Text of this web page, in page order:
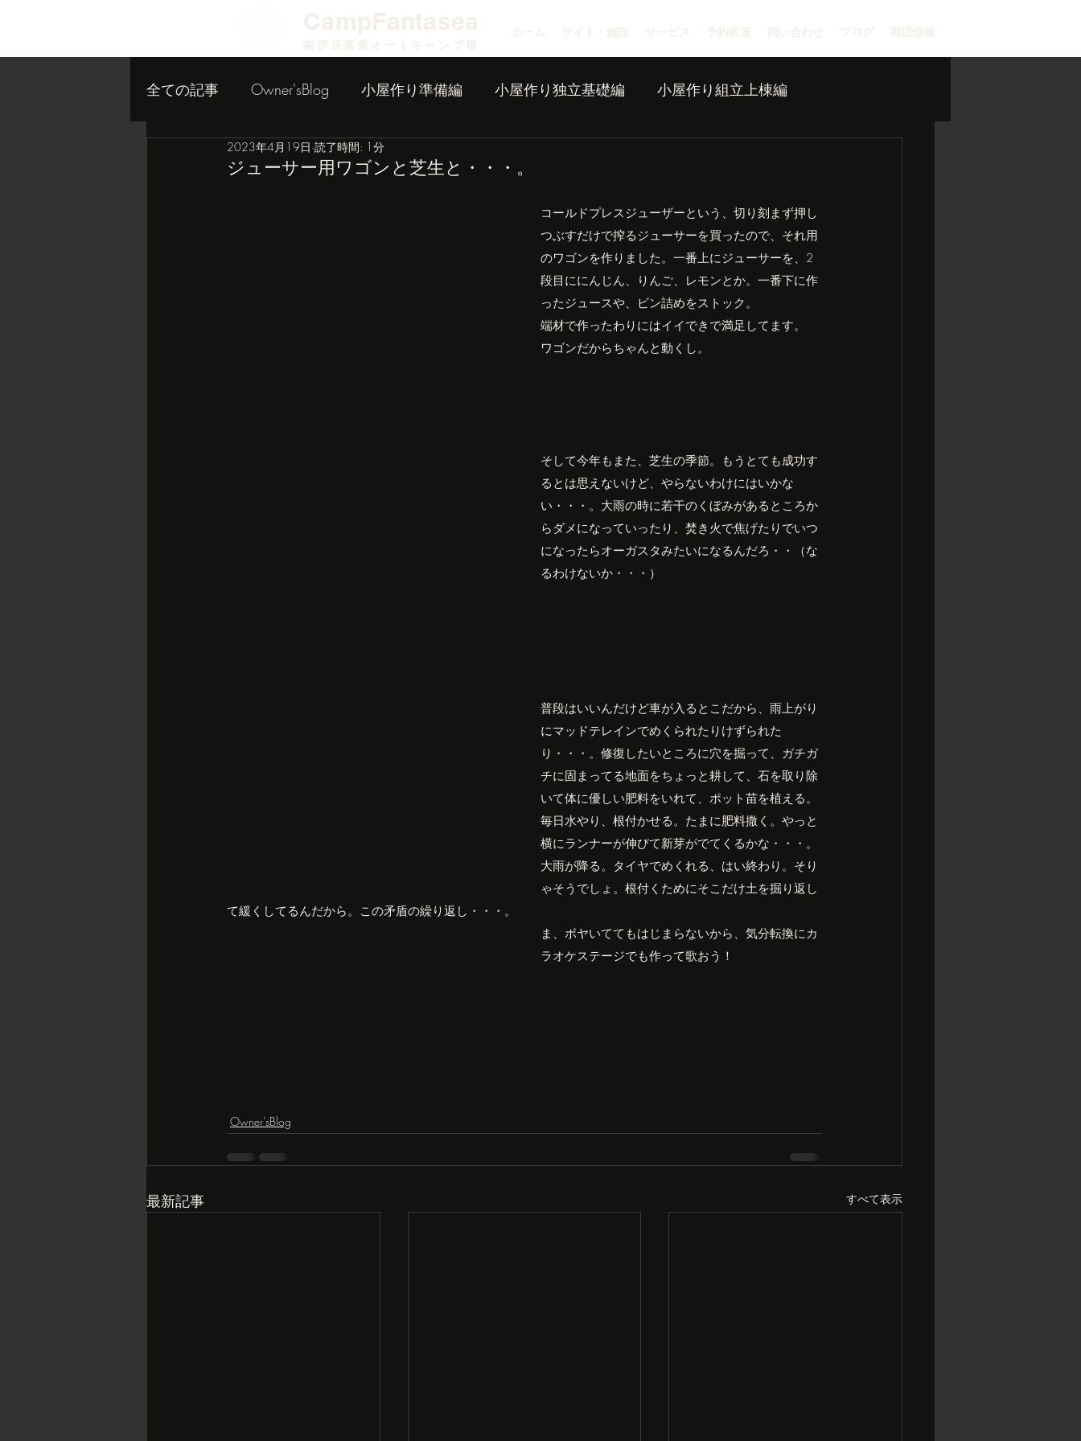
​CampFantasea ホーム サイト・施設 サービス 予約状況 問い合わせ ブログ 周辺情報
南伊豆高原オートキャンプ場
全ての記事 Owner'sBlog 小屋作り準備編 小屋作り独立基礎編 小屋作り組立上棟編
小屋作り内装編
ジューサー用ワゴンと芝生と・・・。
2023年4月19日 読了時間: 1分
コールドプレスジューザーという、切り刻まず押し
つぶすだけで搾るジューサーを買ったので、それ用
のワゴンを作りました。一番上にジューサーを、2
段目ににんじん、りんご、レモンとか。一番下に作
ったジュースや、ビン詰めをストック。
端材で作ったわりにはイイできで満足してます。
ワゴンだからちゃんと動くし。
そして今年もまた、芝生の季節。もうとても成功す
るとは思えないけど、やらないわけにはいかな
い・・・。大雨の時に若干のくぼみがあるところか
らダメになっていったり、焚き火で焦げたりでいつ
になったらオーガスタみたいになるんだろ・・（な
るわけないか・・・）
普段はいいんだけど車が入るとこだから、雨上がり
にマッドテレインでめくられたりけずられた
り・・・。修復したいところに穴を掘って、ガチガ
チに固まってる地面をちょっと耕して、石を取り除
いて体に優しい肥料をいれて、ポット苗を植える。
毎日水やり、根付かせる。たまに肥料撒く。やっと
横にランナーが伸びて新芽がでてくるかな・・・。
大雨が降る。タイヤでめくれる、はい終わり。そり
ゃそうでしょ。根付くためにそこだけ土を掘り返し
て緩くしてるんだから。この矛盾の繰り返し・・・。
ま、ボヤいててもはじまらないから、気分転換にカ
ラオケステージでも作って歌おう！
Owner'sBlog
最新記事 すべて表示